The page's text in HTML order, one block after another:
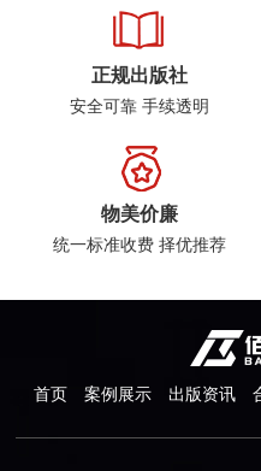
正规出版社
安全可靠 手续透明
物美价廉
统一标准收费 择优推荐
首页 案例展示 出版资讯